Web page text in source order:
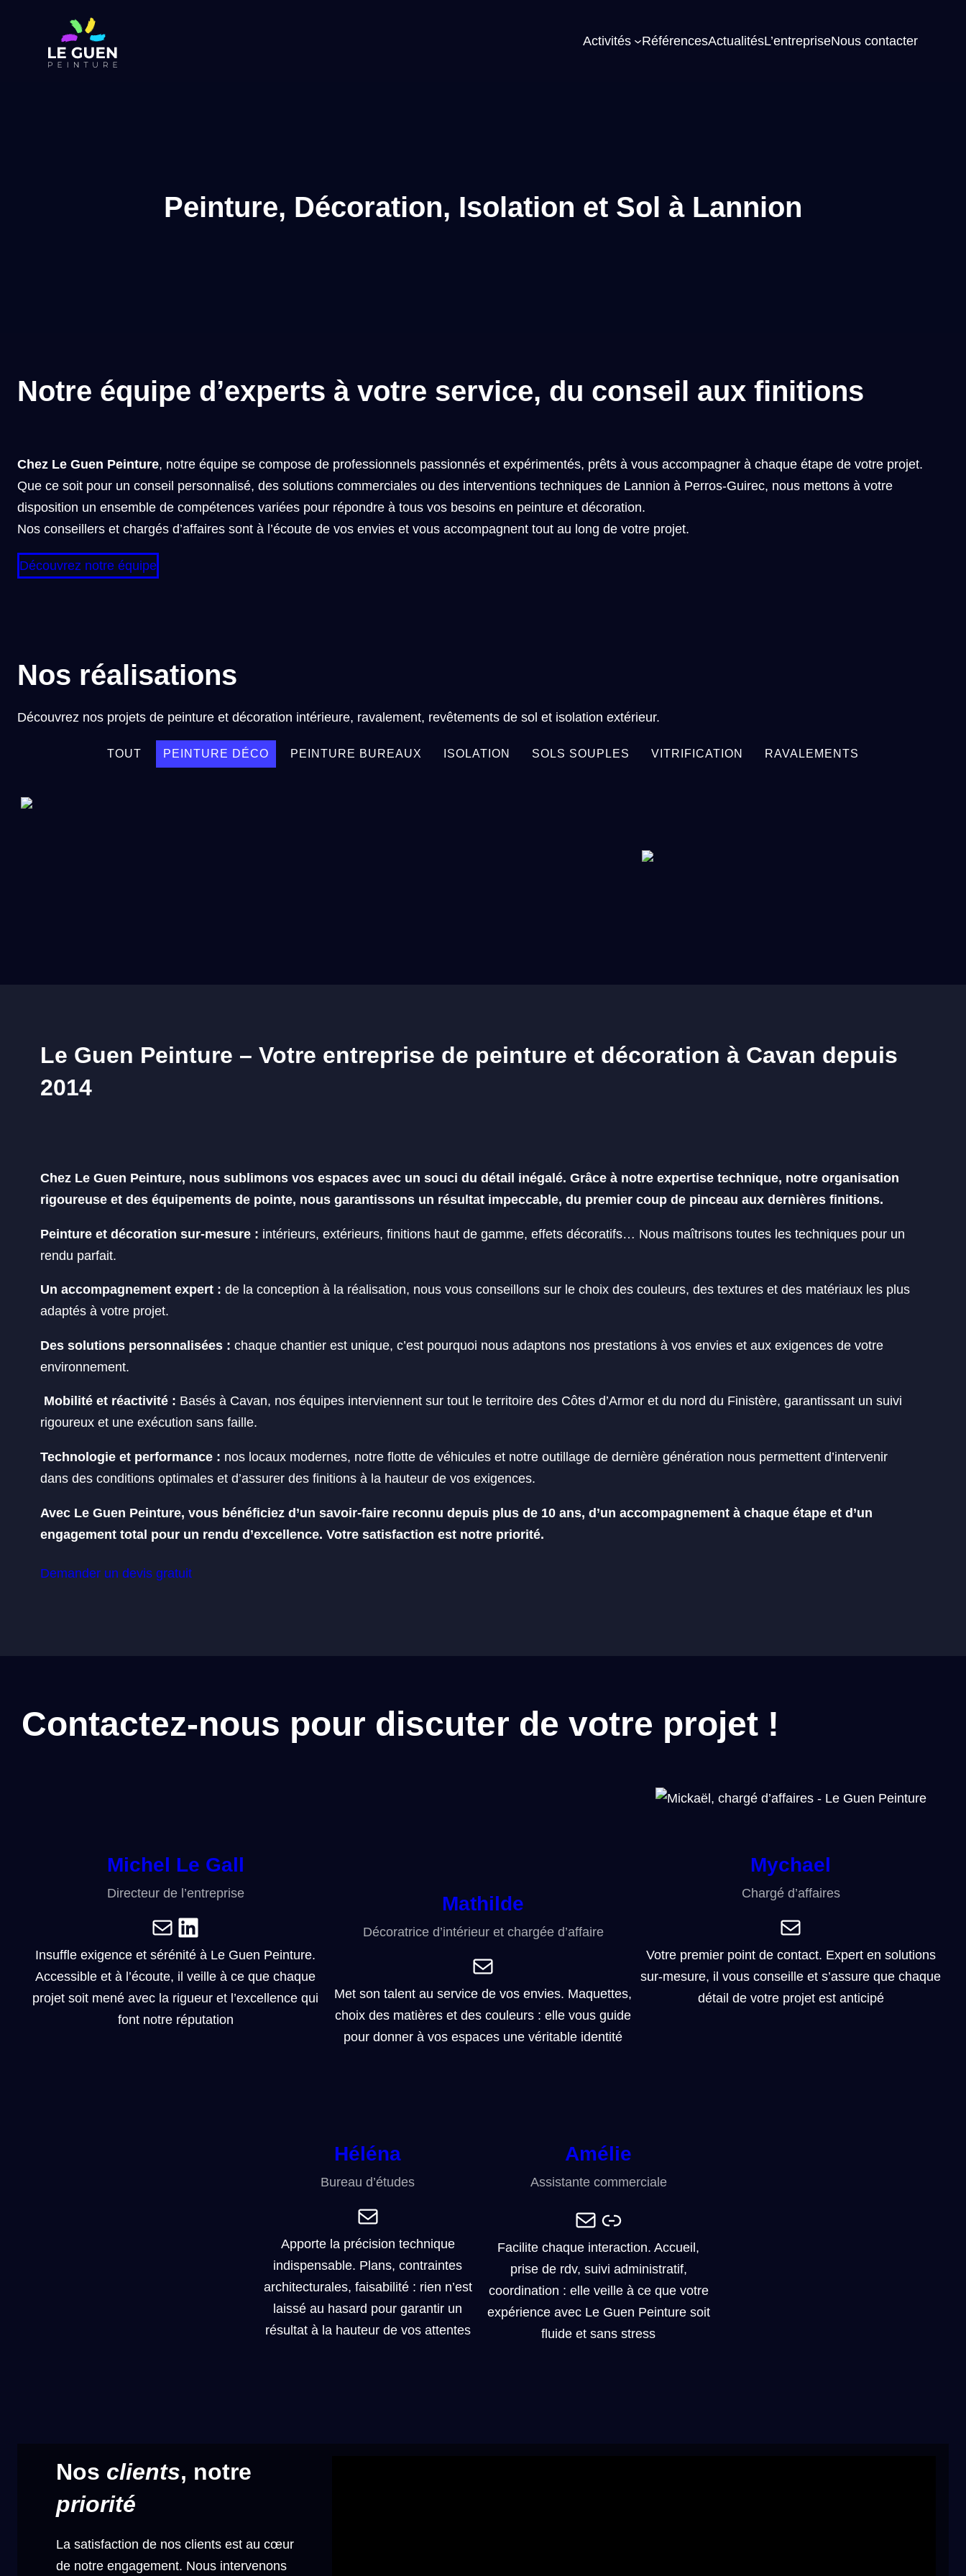
Activités RéférencesActualitésL’entrepriseNous contacter
Peinture, Décoration, Isolation et Sol à Lannion
Notre équipe d’experts à votre service, du conseil aux finitions
Chez Le Guen Peinture, notre équipe se compose de professionnels passionnés et expérimentés, prêts à vous accompagner à chaque étape de votre projet.
Que ce soit pour un conseil personnalisé, des solutions commerciales ou des interventions techniques de Lannion à Perros-Guirec, nous mettons à votre
disposition un ensemble de compétences variées pour répondre à tous vos besoins en peinture et décoration.
Nos conseillers et chargés d’affaires sont à l’écoute de vos envies et vous accompagnent tout au long de votre projet.
Découvrez notre équipe
Nos réalisations
Découvrez nos projets de peinture et décoration intérieure, ravalement, revêtements de sol et isolation extérieur.
TOUT PEINTURE DÉCO PEINTURE BUREAUX ISOLATION SOLS SOUPLES VITRIFICATION RAVALEMENTS
Le Guen Peinture – Votre entreprise de peinture et décoration à Cavan depuis
2014
Chez Le Guen Peinture, nous sublimons vos espaces avec un souci du détail inégalé. Grâce à notre expertise technique, notre organisation
rigoureuse et des équipements de pointe, nous garantissons un résultat impeccable, du premier coup de pinceau aux dernières finitions.
Peinture et décoration sur-mesure : intérieurs, extérieurs, finitions haut de gamme, effets décoratifs… Nous maîtrisons toutes les techniques pour un
rendu parfait.
Un accompagnement expert : de la conception à la réalisation, nous vous conseillons sur le choix des couleurs, des textures et des matériaux les plus
adaptés à votre projet.
Des solutions personnalisées : chaque chantier est unique, c’est pourquoi nous adaptons nos prestations à vos envies et aux exigences de votre
environnement.
Mobilité et réactivité : Basés à Cavan, nos équipes interviennent sur tout le territoire des Côtes d’Armor et du nord du Finistère, garantissant un suivi
rigoureux et une exécution sans faille.
Technologie et performance : nos locaux modernes, notre flotte de véhicules et notre outillage de dernière génération nous permettent d’intervenir
dans des conditions optimales et d’assurer des finitions à la hauteur de vos exigences.
Avec Le Guen Peinture, vous bénéficiez d’un savoir-faire reconnu depuis plus de 10 ans, d’un accompagnement à chaque étape et d’un
engagement total pour un rendu d’excellence. Votre satisfaction est notre priorité.
Demander un devis gratuit
Contactez-nous pour discuter de votre projet !
Michel Le Gall
Directeur de l’entreprise
E-mail LinkedIn
Insuffle exigence et sérénité à Le Guen Peinture.
Accessible et à l’écoute, il veille à ce que chaque
projet soit mené avec la rigueur et l’excellence qui
font notre réputation
Mathilde
Décoratrice d’intérieur et chargée d’affaire
E-mail
Met son talent au service de vos envies. Maquettes,
choix des matières et des couleurs : elle vous guide
pour donner à vos espaces une véritable identité
Mychael
Chargé d’affaires
E-mail
Votre premier point de contact. Expert en solutions
sur-mesure, il vous conseille et s’assure que chaque
détail de votre projet est anticipé
Héléna
Bureau d’études
E-mail
Apporte la précision technique
indispensable. Plans, contraintes
architecturales, faisabilité : rien n’est
laissé au hasard pour garantir un
résultat à la hauteur de vos attentes
Amélie
Assistante commerciale
E-mail Lien
Facilite chaque interaction. Accueil,
prise de rdv, suivi administratif,
coordination : elle veille à ce que votre
expérience avec Le Guen Peinture soit
fluide et sans stress
Nos clients, notre
priorité
La satisfaction de nos clients est au cœur
de notre engagement. Nous intervenons